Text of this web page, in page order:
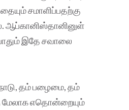
சமாளிப்பதற்கு
ஆப்கானிஸ்தானினுள்
இதே சவாலை
தம் பழைமை, தம்
மேலாக எதொன்றையும்